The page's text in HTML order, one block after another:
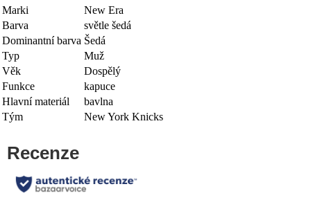
Marki
New Era
Barva
světle šedá
Dominantní barva Šedá
Typ
Muž
Věk
Dospělý
Funkce
kapuce
Hlavní materiál
bavlna
Tým
New York Knicks